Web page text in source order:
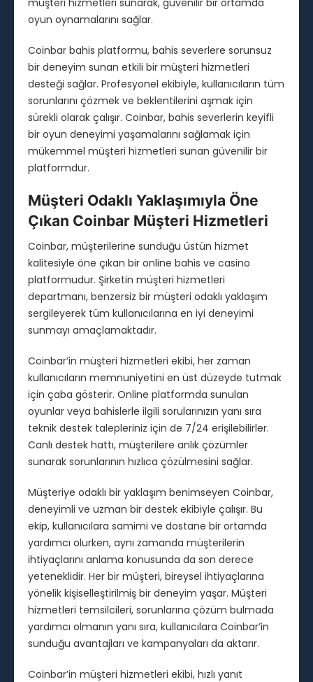
müşteri hizmetleri sunarak, güvenilir bir ortamda
oyun oynamalarını sağlar.
Coinbar bahis platformu, bahis severlere sorunsuz
bir deneyim sunan etkili bir müşteri hizmetleri
desteği sağlar. Profesyonel ekibiyle, kullanıcıların tüm
sorunlarını çözmek ve beklentilerini aşmak için
sürekli olarak çalışır. Coinbar, bahis severlerin keyifli
bir oyun deneyimi yaşamalarını sağlamak için
mükemmel müşteri hizmetleri sunan güvenilir bir
platformdur.
Müşteri Odaklı Yaklaşımıyla Öne
Çıkan Coinbar Müşteri Hizmetleri
Coinbar, müşterilerine sunduğu üstün hizmet
kalitesiyle öne çıkan bir online bahis ve casino
platformudur. Şirketin müşteri hizmetleri
departmanı, benzersiz bir müşteri odaklı yaklaşım
sergileyerek tüm kullanıcılarına en iyi deneyimi
sunmayı amaçlamaktadır.
Coinbar’in müşteri hizmetleri ekibi, her zaman
kullanıcıların memnuniyetini en üst düzeyde tutmak
için çaba gösterir. Online platformda sunulan
oyunlar veya bahislerle ilgili sorularınızın yanı sıra
teknik destek talepleriniz için de 7/24 erişilebilirler.
Canlı destek hattı, müşterilere anlık çözümler
sunarak sorunlarının hızlıca çözülmesini sağlar.
Müşteriye odaklı bir yaklaşım benimseyen Coinbar,
deneyimli ve uzman bir destek ekibiyle çalışır. Bu
ekip, kullanıcılara samimi ve dostane bir ortamda
yardımcı olurken, aynı zamanda müşterilerin
ihtiyaçlarını anlama konusunda da son derece
yeteneklidir. Her bir müşteri, bireysel ihtiyaçlarına
yönelik kişiselleştirilmiş bir deneyim yaşar. Müşteri
hizmetleri temsilcileri, sorunlarına çözüm bulmada
yardımcı olmanın yanı sıra, kullanıcılara Coinbar’in
sunduğu avantajları ve kampanyaları da aktarır.
Coinbar’in müşteri hizmetleri ekibi, hızlı yanıt